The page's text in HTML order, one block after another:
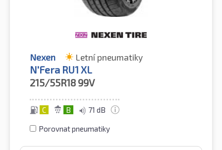
Nexen Letní pneumatiky
N'Fera RU1 XL
215/55R18 99V
C B 71 dB
Porovnat pneumatiky